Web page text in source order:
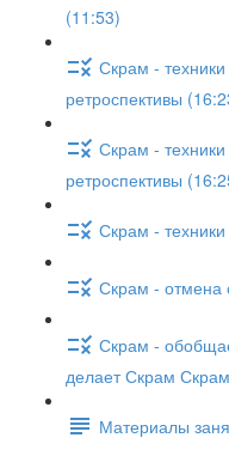
(11:53)
Скрам -
ретроспективы
Скрам -
ретроспективы
Скрам -
Скрам - отмена
Скрам -
делает Скрам
Материалы